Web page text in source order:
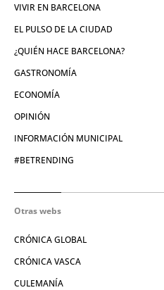
VIVIR EN BARCELONA
EL PULSO DE LA CIUDAD
¿QUIÉN HACE BARCELONA?
GASTRONOMÍA
ECONOMÍA
OPINIÓN
INFORMACIÓN MUNICIPAL
#BETRENDING
Otras webs
CRÓNICA GLOBAL
CRÓNICA VASCA
CULEMANÍA